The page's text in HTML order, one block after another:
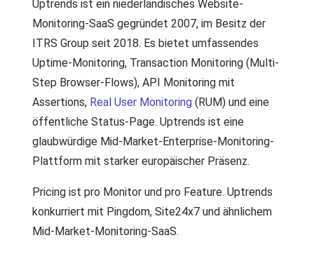
Uptrends ist ein niederländisches Website-
Monitoring-SaaS gegründet 2007, im Besitz der
ITRS Group seit 2018. Es bietet umfassendes
Uptime-Monitoring, Transaction Monitoring (Multi-
Step Browser-Flows), API Monitoring mit
Assertions, Real User Monitoring (RUM) und eine
öffentliche Status-Page. Uptrends ist eine
glaubwürdige Mid-Market-Enterprise-Monitoring-
Plattform mit starker europäischer Präsenz.
Pricing ist pro Monitor und pro Feature. Uptrends
konkurriert mit Pingdom, Site24x7 und ähnlichem
Mid-Market-Monitoring-SaaS.